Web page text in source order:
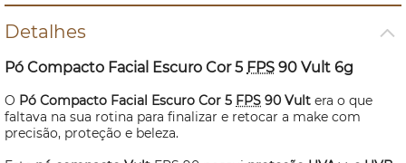
Detalhes
Pó Compacto Facial Escuro Cor 5 FPS 90 Vult 6g
O Pó Compacto Facial Escuro Cor 5 FPS 90 Vult era o que
faltava na sua rotina para finalizar e retocar a make com
precisão, proteção e beleza.